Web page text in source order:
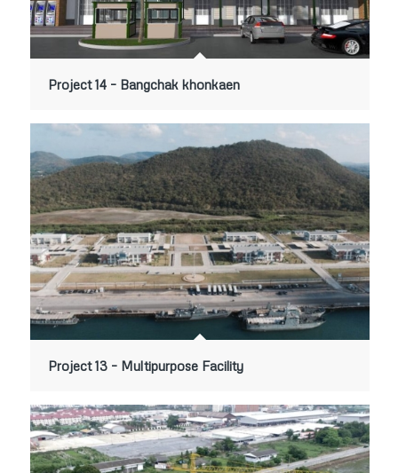
Project 14 – Bangchak khonkaen
Project 13 – Multipurpose Facility